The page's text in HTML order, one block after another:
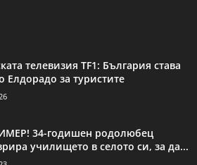
телевизия TF1: България става
Елдорадо за туристите
34-годишен родолюбец
училището в селото си, за да...